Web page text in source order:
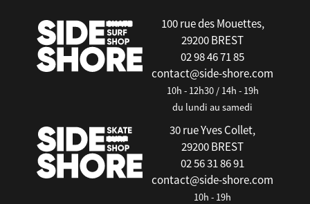
100 rue des Mouettes,
29200 BREST
02 98 46 71 85
contact@side-shore.com
10h - 12h30 / 14h - 19h
du lundi au samedi
30 rue Yves Collet,
29200 BREST
02 56 31 86 91
contact@side-shore.com
10h - 19h